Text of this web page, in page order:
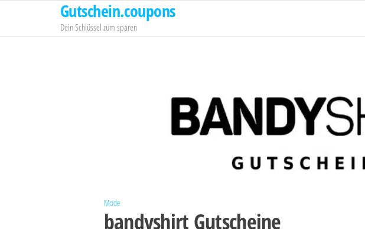
springen
Gutschein.coupons
Dein Schlüssel zum sparen
Mode
bandyshirt Gutscheine